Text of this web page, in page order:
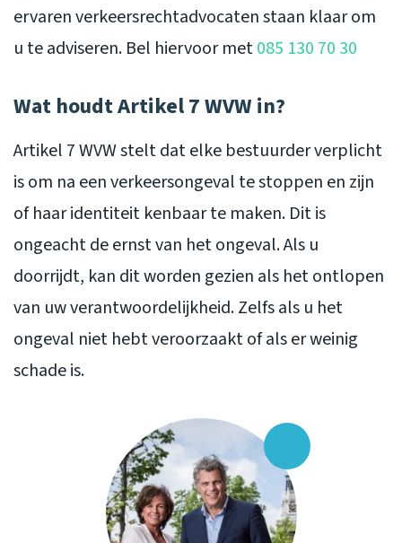
ervaren verkeersrechtadvocaten staan klaar om
u te adviseren. Bel hiervoor met085 130 70 30
Wat houdt Artikel 7 WVW in?
Artikel 7 WVW stelt dat elke bestuurder verplicht
is om na een verkeersongeval te stoppen en zijn
of haar identiteit kenbaar te maken. Dit is
ongeacht de ernst van het ongeval. Als u
doorrijdt, kan dit worden gezien als het ontlopen
van uw verantwoordelijkheid. Zelfs als u het
ongeval niet hebt veroorzaakt of als er weinig
schade is.